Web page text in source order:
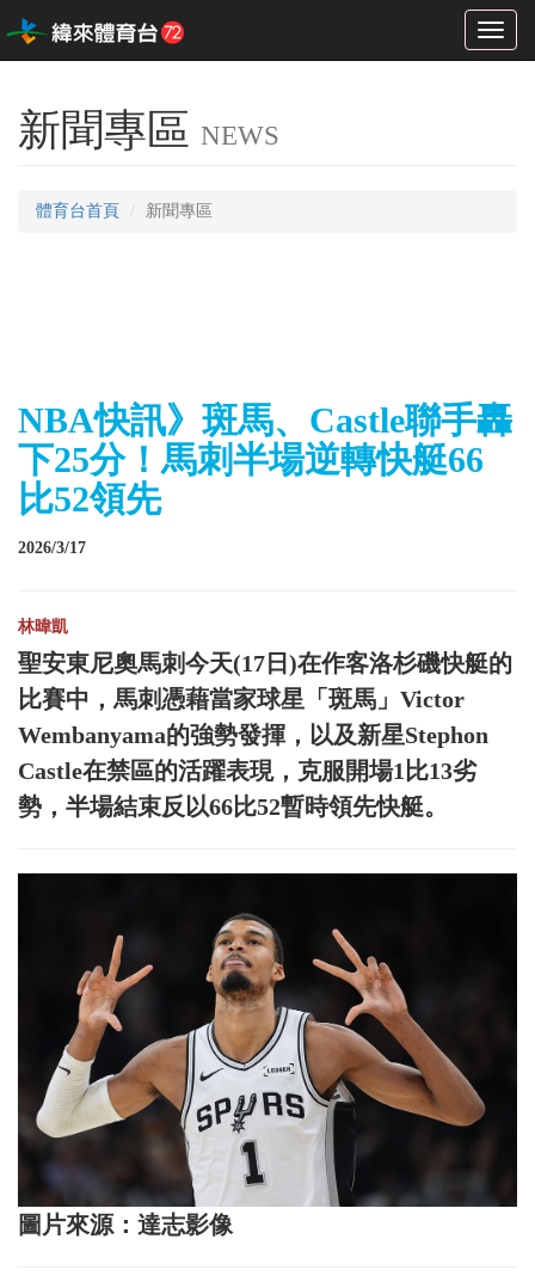
Toggle
新聞專區 NEWS
體育台首頁 新聞專區
NBA快訊》斑馬、Castle聯手轟
下25分！馬刺半場逆轉快艇66
比52領先
2026/3/17
林暐凱
聖安東尼奧馬刺今天(17日)在作客洛杉磯快艇的
比賽中，馬刺憑藉當家球星「斑馬」Victor
Wembanyama的強勢發揮，以及新星Stephon
Castle在禁區的活躍表現，克服開場1比13劣
勢，半場結束反以66比52暫時領先快艇。
圖片來源：達志影像